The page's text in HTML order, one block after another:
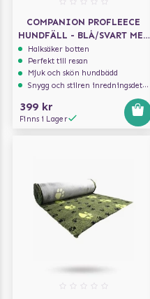
COMPANION PROFLEECE
HUNDFÄLL - BLÅ/SVART MED
TASSAR 100X75 CM
Halksäker botten
Perfekt till resan
Mjuk och skön hundbädd
Snygg och stilren inredningsdetalj
399 kr
Finns i Lager